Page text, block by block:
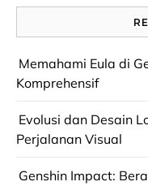
Memahami Eula di
Komprehensif
Evolusi dan Desain
Perjalanan Visual
Genshin Impact: